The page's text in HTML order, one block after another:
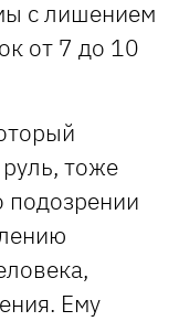
с лишением
от 7 до 10
тоже
Ему